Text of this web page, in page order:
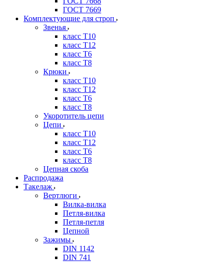
ГОСТ 7669
Комплектующие для строп
Звенья
класс Т10
класс Т12
класс Т6
класс Т8
Крюки
класс Т10
класс Т12
класс Т6
класс Т8
Укоротитель цепи
Цепи
класс Т10
класс Т12
класс Т6
класс Т8
Цепная скоба
Распродажа
Такелаж
Вертлюги
Вилка-вилка
Петля-вилка
Петля-петля
Цепной
Зажимы
DIN 1142
DIN 741